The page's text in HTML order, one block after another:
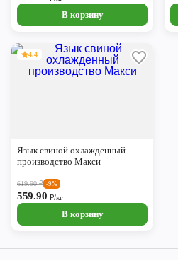
В корзину
4.4
Язык свиной охлажденный
производство Макси
619.90₽ -9%
559.90 ₽/кг
В корзину